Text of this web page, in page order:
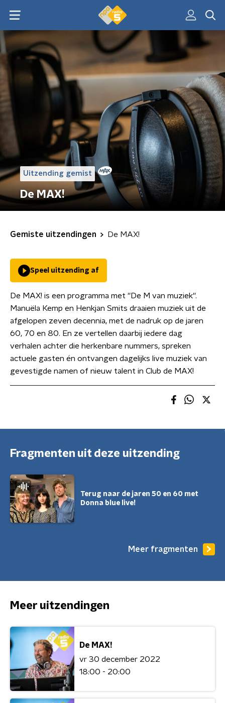
Uitzending gemist
De MAX!
Gemiste uitzendingen De MAX!
Speel uitzending af
De MAX! is een programma met ''De M van muziek''.
Manuëla Kemp en Henkjan Smits draaien muziek uit de
afgelopen zeven decennia, met de nadruk op de jaren
60, 70 en 80. En ze vertellen daarbij iedere dag
verhalen achter die herkenbare nummers, spreken
actuele gasten én ontvangen dagelijks live muziek van
gevestigde namen of nieuw talent in Club de MAX!
Fragmenten uit deze uitzending
Terug naar de jaren 50 en 60 met
Donna blue live!
Meer fragmenten
Meer uitzendingen
De MAX!
vr 30 december 2022
18:00 - 20:00